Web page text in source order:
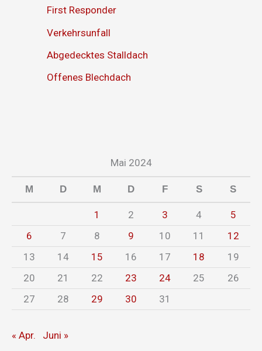
First Responder
Verkehrsunfall
Abgedecktes Stalldach
Offenes Blechdach
Mai 2024
M D M D F S S
1 2 3 4
5
6
7 8 9 10 11
12
13
14 15 16 17 18
19
20
21 22 23 24 25
26
27
28 29 30 31
« Apr. Juni »